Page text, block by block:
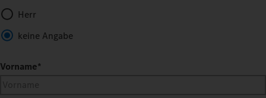
Herr
keine Angabe
Vorname*